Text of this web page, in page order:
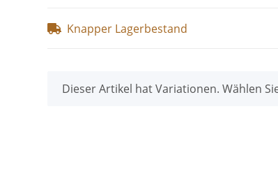
Knapper Lagerbestand
x
Dieser Artikel hat Variationen. Wählen